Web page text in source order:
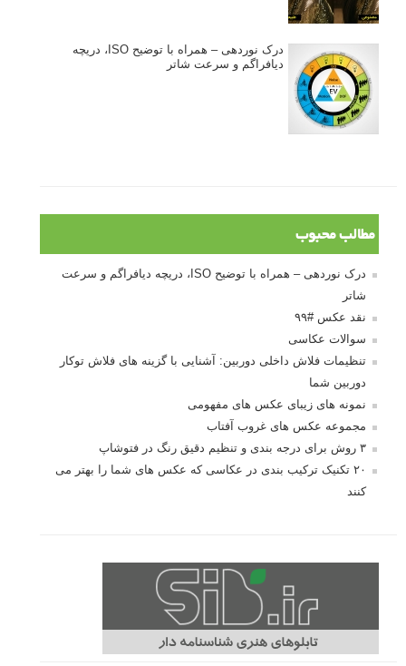
درک نوردهی – همراه با توضیح ISO، دریچه
دیافراگم و سرعت شاتر
مطالب محبوب
درک نوردهی – همراه با توضیح ISO، دریچه دیافراگم و سرعت
شاتر
نقد عکس #۹۹
سوالات عکاسی
تنظیمات فلاش داخلی دوربین: آشنایی با گزینه های فلاش توکار
دوربین شما
نمونه های زیبای عکس های مفهومی
مجموعه عکس های غروب آفتاب
۳ روش برای درجه بندی و تنظیم دقیق رنگ در فتوشاپ
۲۰ تکنیک ترکیب بندی در عکاسی که عکس های شما را بهتر می
کنند